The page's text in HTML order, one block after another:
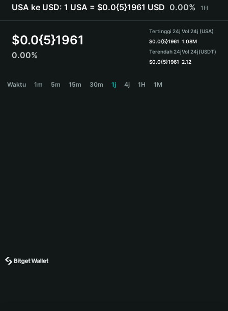
Bahasa Indonesia
ภาษาไทย
Español
Español (Argentina)
USA ke USD: 1 USA = $0.0{5}1961 USD 0.00% 1H
$0.0{5}1961
0.00%
Tertinggi 24j
$0.0{5}1961
Terendah 24j
$0.0{5}1961
Vol 24j (USA)
1.08M
Vol 24j(USDT)
2.12
Waktu 1m 5m 15m 30m 1j 4j 1H 1M